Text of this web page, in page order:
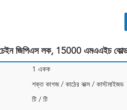
জিপিএস লক, 15000 এমএএইচ কোল্ড
1 একক
শক্ত কাগজ / কাঠের বাক্স / কাস্টমাইজড
টি / টি